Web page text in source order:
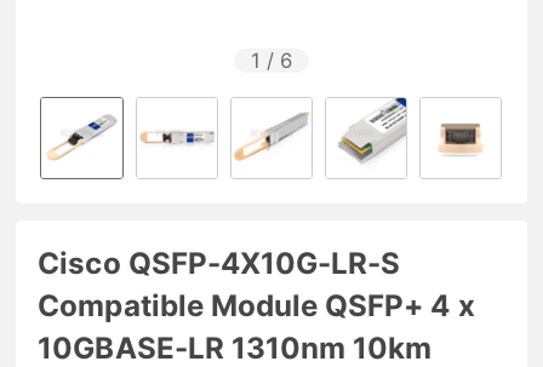
1 / 6
Cisco QSFP-4X10G-LR-S
Compatible Module QSFP+ 4 x
10GBASE-LR 1310nm 10km